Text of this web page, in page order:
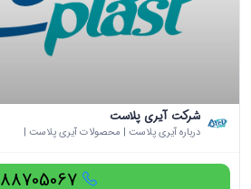
شرکت آیری پلاست
درباره آیری پلاست | محصولات آیری پلاست |
88705067